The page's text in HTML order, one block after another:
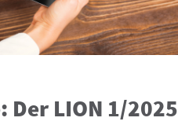
LION 1/2025